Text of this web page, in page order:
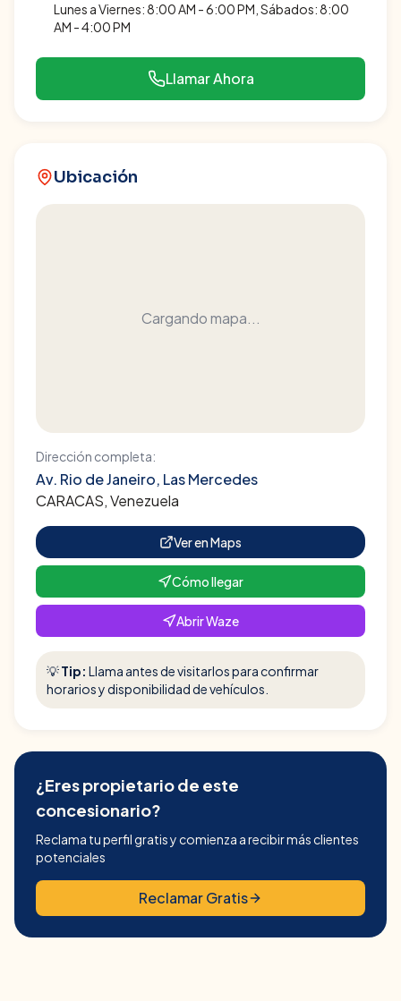
Lunes a Viernes: 8:00 AM - 6:00 PM, Sábados: 8:00
AM - 4:00 PM
Llamar Ahora
Ubicación
Cargando mapa...
Dirección completa:
Av. Rio de Janeiro, Las Mercedes
CARACAS, Venezuela
Ver en Maps
Cómo llegar
Abrir Waze
💡Tip: Llama antes de visitarlos para confirmar
horarios y disponibilidad de vehículos.
¿Eres propietario de este
concesionario?
Reclama tu perfil gratis y comienza a recibir más clientes
potenciales
Reclamar Gratis